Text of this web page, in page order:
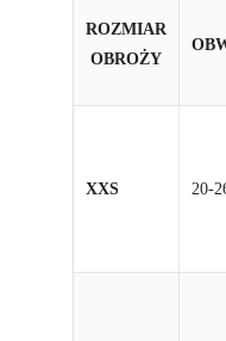
ROZMIAR
OBROŻY
XXS 20-